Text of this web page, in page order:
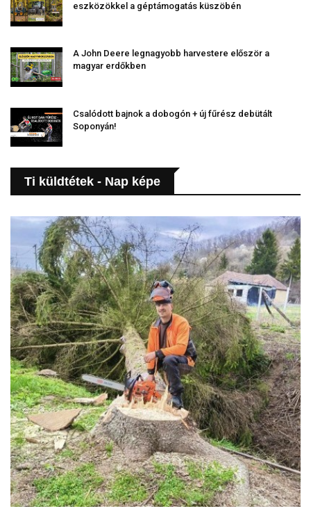
eszközökkel a géptámogatás küszöbén
A John Deere legnagyobb harvestere először a
magyar erdőkben
Csalódott bajnok a dobogón + új fűrész debütált
Soponyán!
Ti küldtétek - Nap képe